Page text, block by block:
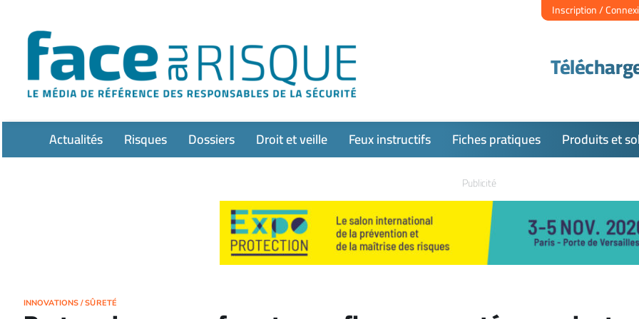
contenu
Inscription /
Actualités Risques Dossiers Droit et veille Feux instructifs Fiches pratiques Produits et
Publicité
INNOVATIONS /SÛRETÉ